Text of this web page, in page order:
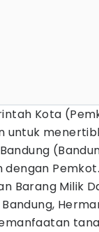
Kota
untuk
Bandung
dengan Pemkot.
Barang Milik